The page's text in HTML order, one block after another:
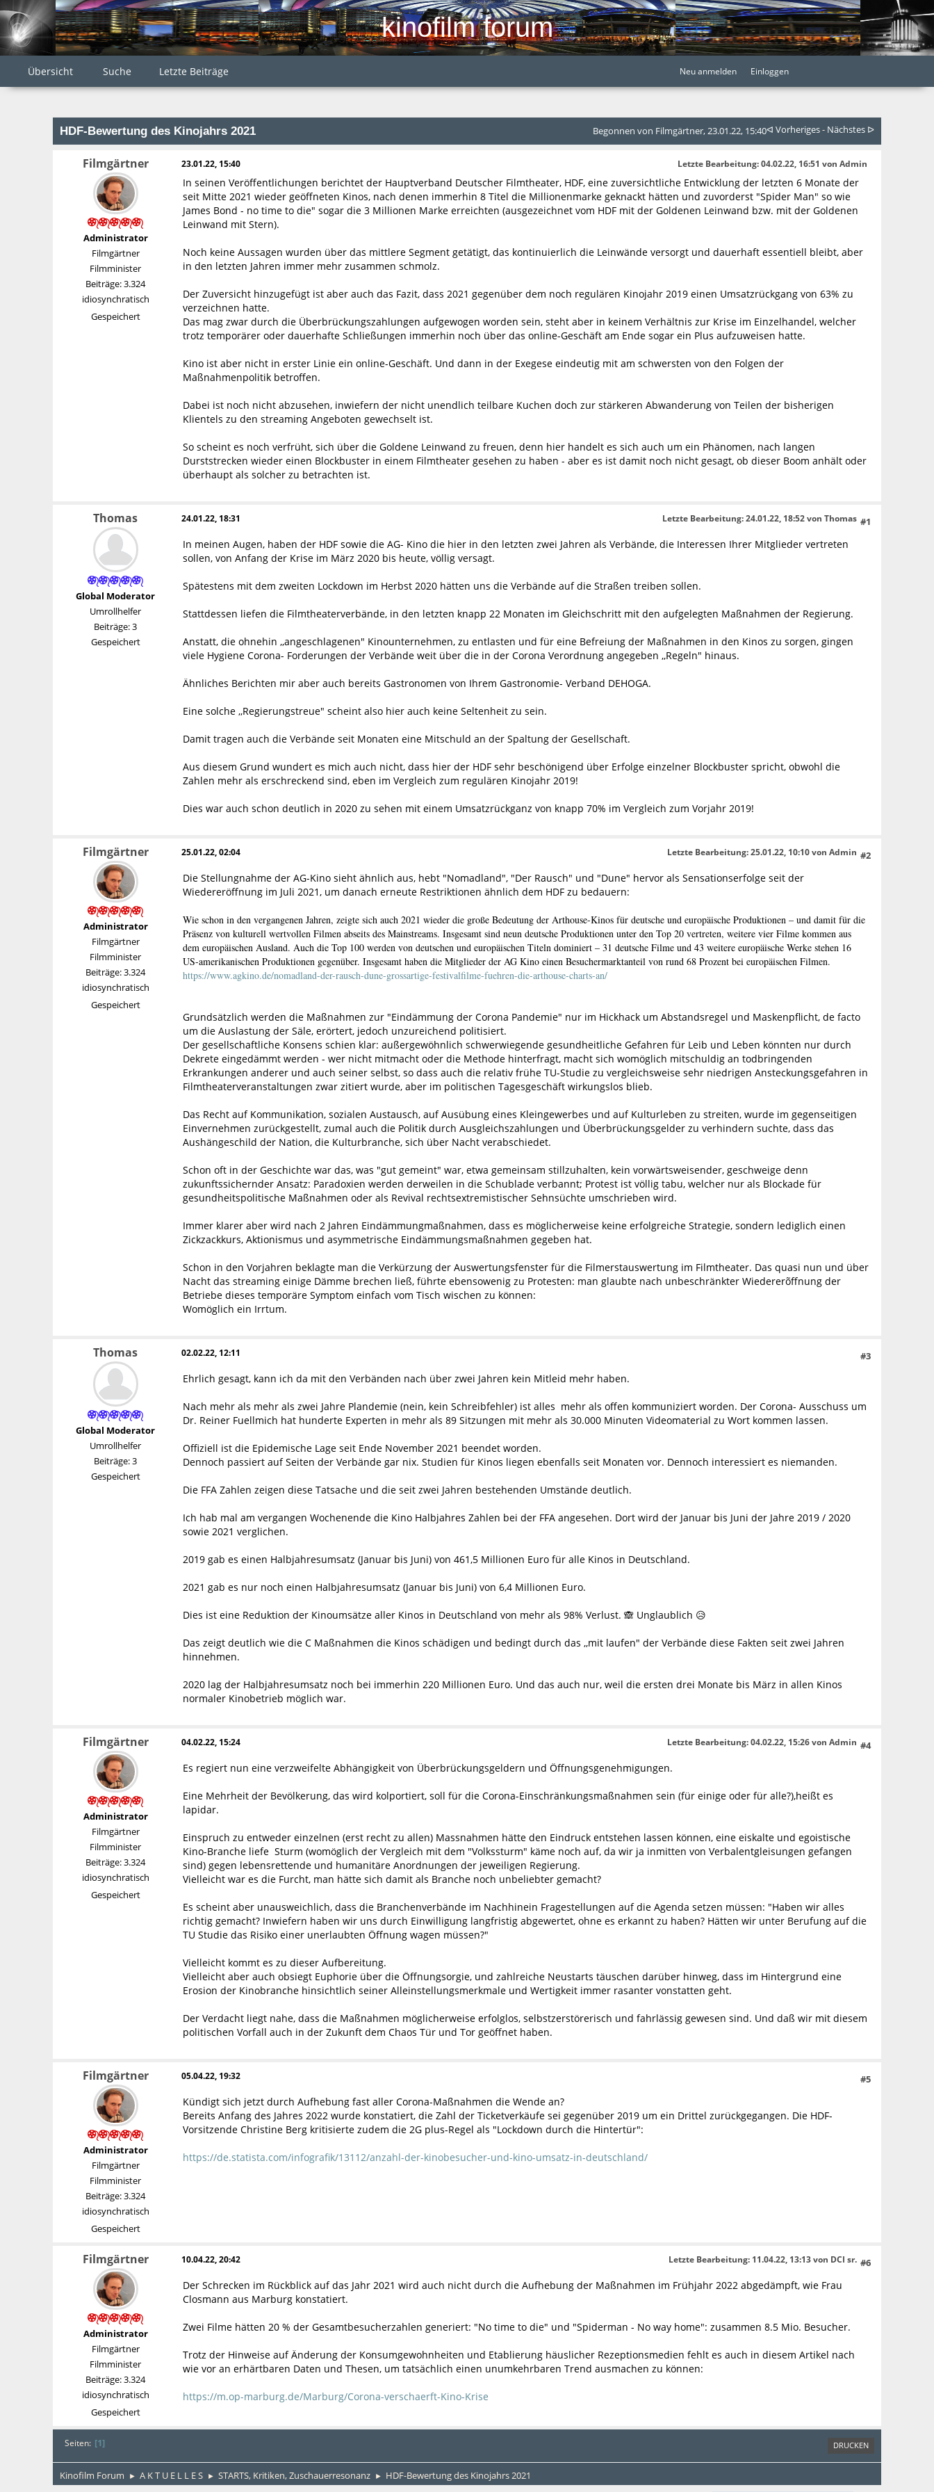
kinofilm forum
Übersicht Suche Letzte Beiträge Neu anmelden Einloggen
HDF-Bewertung des Kinojahrs 2021 Begonnen von Filmgärtner, 23.01.22, 15:40ᐊ Vorheriges- Nächstes ᐅ
Filmgärtner
Administrator
Filmgärtner
Filmminister
Beiträge: 3.324
idiosynchratisch
Gespeichert
23.01.22, 15:40 Letzte Bearbeitung: 04.02.22, 16:51 von Admin
In seinen Veröffentlichungen berichtet der Hauptverband Deutscher Filmtheater, HDF, eine zuversichtliche Entwicklung der letzten 6 Monate der
seit Mitte 2021 wieder geöffneten Kinos, nach denen immerhin 8 Titel die Millionenmarke geknackt hätten und zuvorderst "Spider Man" so wie
James Bond - no time to die" sogar die 3 Millionen Marke erreichten (ausgezeichnet vom HDF mit der Goldenen Leinwand bzw. mit der Goldenen
Leinwand mit Stern).
Noch keine Aussagen wurden über das mittlere Segment getätigt, das kontinuierlich die Leinwände versorgt und dauerhaft essentiell bleibt, aber
in den letzten Jahren immer mehr zusammen schmolz.
Der Zuversicht hinzugefügt ist aber auch das Fazit, dass 2021 gegenüber dem noch regulären Kinojahr 2019 einen Umsatzrückgang von 63% zu
verzeichnen hatte.
Das mag zwar durch die Überbrückungszahlungen aufgewogen worden sein, steht aber in keinem Verhältnis zur Krise im Einzelhandel, welcher
trotz temporärer oder dauerhafte Schließungen immerhin noch über das online-Geschäft am Ende sogar ein Plus aufzuweisen hatte.
Kino ist aber nicht in erster Linie ein online-Geschäft. Und dann in der Exegese eindeutig mit am schwersten von den Folgen der
Maßnahmenpolitik betroffen.
Dabei ist noch nicht abzusehen, inwiefern der nicht unendlich teilbare Kuchen doch zur stärkeren Abwanderung von Teilen der bisherigen
Klientels zu den streaming Angeboten gewechselt ist.
So scheint es noch verfrüht, sich über die Goldene Leinwand zu freuen, denn hier handelt es sich auch um ein Phänomen, nach langen
Durststrecken wieder einen Blockbuster in einem Filmtheater gesehen zu haben - aber es ist damit noch nicht gesagt, ob dieser Boom anhält oder
überhaupt als solcher zu betrachten ist.
Thomas
Global Moderator
Umrollhelfer
Beiträge: 3
Gespeichert
24.01.22, 18:31 #1
Letzte Bearbeitung: 24.01.22, 18:52 von Thomas
In meinen Augen, haben der HDF sowie die AG- Kino die hier in den letzten zwei Jahren als Verbände, die Interessen Ihrer Mitglieder vertreten
sollen, von Anfang der Krise im März 2020 bis heute, völlig versagt.
Spätestens mit dem zweiten Lockdown im Herbst 2020 hätten uns die Verbände auf die Straßen treiben sollen.
Stattdessen liefen die Filmtheaterverbände, in den letzten knapp 22 Monaten im Gleichschritt mit den aufgelegten Maßnahmen der Regierung.
Anstatt, die ohnehin ,,angeschlagenen" Kinounternehmen, zu entlasten und für eine Befreiung der Maßnahmen in den Kinos zu sorgen, gingen
viele Hygiene Corona- Forderungen der Verbände weit über die in der Corona Verordnung angegeben ,,Regeln" hinaus.
Ähnliches Berichten mir aber auch bereits Gastronomen von Ihrem Gastronomie- Verband DEHOGA.
Eine solche ,,Regierungstreue" scheint also hier auch keine Seltenheit zu sein.
Damit tragen auch die Verbände seit Monaten eine Mitschuld an der Spaltung der Gesellschaft.
Aus diesem Grund wundert es mich auch nicht, dass hier der HDF sehr beschönigend über Erfolge einzelner Blockbuster spricht, obwohl die
Zahlen mehr als erschreckend sind, eben im Vergleich zum regulären Kinojahr 2019!
Dies war auch schon deutlich in 2020 zu sehen mit einem Umsatzrückganz von knapp 70% im Vergleich zum Vorjahr 2019!
Filmgärtner
Administrator
Filmgärtner
Filmminister
Beiträge: 3.324
idiosynchratisch
Gespeichert
25.01.22, 02:04 #2
Letzte Bearbeitung: 25.01.22, 10:10 von Admin
Die Stellungnahme der AG-Kino sieht ähnlich aus, hebt "Nomadland", "Der Rausch" und "Dune" hervor als Sensationserfolge seit der
Wiedereröffnung im Juli 2021, um danach erneute Restriktionen ähnlich dem HDF zu bedauern:
Wie schon in den vergangenen Jahren, zeigte sich auch 2021 wieder die große Bedeutung der Arthouse-Kinos für deutsche und europäische Produktionen – und damit für die
Präsenz von kulturell wertvollen Filmen abseits des Mainstreams. Insgesamt sind neun deutsche Produktionen unter den Top 20 vertreten, weitere vier Filme kommen aus
dem europäischen Ausland. Auch die Top 100 werden von deutschen und europäischen Titeln dominiert – 31 deutsche Filme und 43 weitere europäische Werke stehen 16
US-amerikanischen Produktionen gegenüber. Insgesamt haben die Mitglieder der AG Kino einen Besuchermarktanteil von rund 68 Prozent bei europäischen Filmen.
https://www.agkino.de/nomadland-der-rausch-dune-grossartige-festivalfilme-fuehren-die-arthouse-charts-an/
Grundsätzlich werden die Maßnahmen zur "Eindämmung der Corona Pandemie" nur im Hickhack um Abstandsregel und Maskenpflicht, de facto
um die Auslastung der Säle, erörtert, jedoch unzureichend politisiert.
Der gesellschaftliche Konsens schien klar: außergewöhnlich schwerwiegende gesundheitliche Gefahren für Leib und Leben könnten nur durch
Dekrete eingedämmt werden - wer nicht mitmacht oder die Methode hinterfragt, macht sich womöglich mitschuldig an todbringenden
Erkrankungen anderer und auch seiner selbst, so dass auch die relativ frühe TU-Studie zu vergleichsweise sehr niedrigen Ansteckungsgefahren in
Filmtheaterveranstaltungen zwar zitiert wurde, aber im politischen Tagesgeschäft wirkungslos blieb.
Das Recht auf Kommunikation, sozialen Austausch, auf Ausübung eines Kleingewerbes und auf Kulturleben zu streiten, wurde im gegenseitigen
Einvernehmen zurückgestellt, zumal auch die Politik durch Ausgleichszahlungen und Überbrückungsgelder zu verhindern suchte, dass das
Aushängeschild der Nation, die Kulturbranche, sich über Nacht verabschiedet.
Schon oft in der Geschichte war das, was "gut gemeint" war, etwa gemeinsam stillzuhalten, kein vorwärtsweisender, geschweige denn
zukunftssichernder Ansatz: Paradoxien werden derweilen in die Schublade verbannt; Protest ist völlig tabu, welcher nur als Blockade für
gesundheitspolitische Maßnahmen oder als Revival rechtsextremistischer Sehnsüchte umschrieben wird.
Immer klarer aber wird nach 2 Jahren Eindämmungmaßnahmen, dass es möglicherweise keine erfolgreiche Strategie, sondern lediglich einen
Zickzackkurs, Aktionismus und asymmetrische Eindämmungsmaßnahmen gegeben hat.
Schon in den Vorjahren beklagte man die Verkürzung der Auswertungsfenster für die Filmerstauswertung im Filmtheater. Das quasi nun und über
Nacht das streaming einige Dämme brechen ließ, führte ebensowenig zu Protesten: man glaubte nach unbeschränkter Wiedererõffnung der
Betriebe dieses temporäre Symptom einfach vom Tisch wischen zu können:
Womöglich ein Irrtum.
Thomas
Global Moderator
Umrollhelfer
Beiträge: 3
Gespeichert
02.02.22, 12:11 #3
Ehrlich gesagt, kann ich da mit den Verbänden nach über zwei Jahren kein Mitleid mehr haben.
Nach mehr als mehr als zwei Jahre Plandemie (nein, kein Schreibfehler) ist alles mehr als offen kommuniziert worden. Der Corona- Ausschuss um
Dr. Reiner Fuellmich hat hunderte Experten in mehr als 89 Sitzungen mit mehr als 30.000 Minuten Videomaterial zu Wort kommen lassen.
Offiziell ist die Epidemische Lage seit Ende November 2021 beendet worden.
Dennoch passiert auf Seiten der Verbände gar nix. Studien für Kinos liegen ebenfalls seit Monaten vor. Dennoch interessiert es niemanden.
Die FFA Zahlen zeigen diese Tatsache und die seit zwei Jahren bestehenden Umstände deutlich.
Ich hab mal am vergangen Wochenende die Kino Halbjahres Zahlen bei der FFA angesehen. Dort wird der Januar bis Juni der Jahre 2019 / 2020
sowie 2021 verglichen.
2019 gab es einen Halbjahresumsatz (Januar bis Juni) von 461,5 Millionen Euro für alle Kinos in Deutschland.
2021 gab es nur noch einen Halbjahresumsatz (Januar bis Juni) von 6,4 Millionen Euro.
Dies ist eine Reduktion der Kinoumsätze aller Kinos in Deutschland von mehr als 98% Verlust. 🙈 Unglaublich 😥
Das zeigt deutlich wie die C Maßnahmen die Kinos schädigen und bedingt durch das ,,mit laufen" der Verbände diese Fakten seit zwei Jahren
hinnehmen.
2020 lag der Halbjahresumsatz noch bei immerhin 220 Millionen Euro. Und das auch nur, weil die ersten drei Monate bis März in allen Kinos
normaler Kinobetrieb möglich war.
Filmgärtner
Administrator
Filmgärtner
Filmminister
Beiträge: 3.324
idiosynchratisch
Gespeichert
04.02.22, 15:24 #4
Letzte Bearbeitung: 04.02.22, 15:26 von Admin
Es regiert nun eine verzweifelte Abhängigkeit von Überbrückungsgeldern und Öffnungsgenehmigungen.
Eine Mehrheit der Bevölkerung, das wird kolportiert, soll für die Corona-Einschränkungsmaßnahmen sein (für einige oder für alle?),heißt es
lapidar.
Einspruch zu entweder einzelnen (erst recht zu allen) Massnahmen hätte den Eindruck entstehen lassen können, eine eiskalte und egoistische
Kino-Branche liefe Sturm (womöglich der Vergleich mit dem "Volkssturm" käme noch auf, da wir ja inmitten von Verbalentgleisungen gefangen
sind) gegen lebensrettende und humanitäre Anordnungen der jeweiligen Regierung.
Vielleicht war es die Furcht, man hätte sich damit als Branche noch unbeliebter gemacht?
Es scheint aber unausweichlich, dass die Branchenverbände im Nachhinein Fragestellungen auf die Agenda setzen müssen: "Haben wir alles
richtig gemacht? Inwiefern haben wir uns durch Einwilligung langfristig abgewertet, ohne es erkannt zu haben? Hätten wir unter Berufung auf die
TU Studie das Risiko einer unerlaubten Öffnung wagen müssen?"
Vielleicht kommt es zu dieser Aufbereitung.
Vielleicht aber auch obsiegt Euphorie über die Öffnungsorgie, und zahlreiche Neustarts täuschen darüber hinweg, dass im Hintergrund eine
Erosion der Kinobranche hinsichtlich seiner Alleinstellungsmerkmale und Wertigkeit immer rasanter vonstatten geht.
Der Verdacht liegt nahe, dass die Maßnahmen möglicherweise erfolglos, selbstzerstörerisch und fahrlässig gewesen sind. Und daß wir mit diesem
politischen Vorfall auch in der Zukunft dem Chaos Tür und Tor geöffnet haben.
Filmgärtner
Administrator
Filmgärtner
Filmminister
Beiträge: 3.324
idiosynchratisch
Gespeichert
05.04.22, 19:32 #5
Kündigt sich jetzt durch Aufhebung fast aller Corona-Maßnahmen die Wende an?
Bereits Anfang des Jahres 2022 wurde konstatiert, die Zahl der Ticketverkäufe sei gegenüber 2019 um ein Drittel zurückgegangen. Die HDF-
Vorsitzende Christine Berg kritisierte zudem die 2G plus-Regel als "Lockdown durch die Hintertür":
https://de.statista.com/infografik/13112/anzahl-der-kinobesucher-und-kino-umsatz-in-deutschland/
Filmgärtner
Administrator
Filmgärtner
Filmminister
Beiträge: 3.324
idiosynchratisch
Gespeichert
10.04.22, 20:42 #6
Letzte Bearbeitung: 11.04.22, 13:13 von DCI sr.
Der Schrecken im Rückblick auf das Jahr 2021 wird auch nicht durch die Aufhebung der Maßnahmen im Frühjahr 2022 abgedämpft, wie Frau
Closmann aus Marburg konstatiert.
Zwei Filme hätten 20 % der Gesamtbesucherzahlen generiert: "No time to die" und "Spiderman - No way home": zusammen 8.5 Mio. Besucher.
Trotz der Hinweise auf Änderung der Konsumgewohnheiten und Etablierung häuslicher Rezeptionsmedien fehlt es auch in diesem Artikel nach
wie vor an erhärtbaren Daten und Thesen, um tatsächlich einen unumkehrbaren Trend ausmachen zu können:
https://m.op-marburg.de/Marburg/Corona-verschaerft-Kino-Krise
DRUCKEN
Seiten 1
Kinofilm Forum ► A K T U E L L E S ► STARTS, Kritiken, Zuschauerresonanz ► HDF-Bewertung des Kinojahrs 2021